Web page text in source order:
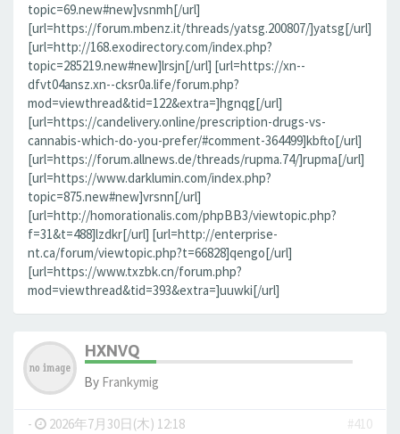
topic=69.new#new]vsnmh[/url]
[url=https://forum.mbenz.it/threads/yatsg.200807/]yatsg[/url]
[url=http://168.exodirectory.com/index.php?
topic=285219.new#new]lrsjn[/url] [url=https://xn--
dfvt04ansz.xn--cksr0a.life/forum.php?
mod=viewthread&tid=122&extra=]hgnqg[/url]
[url=https://candelivery.online/prescription-drugs-vs-
cannabis-which-do-you-prefer/#comment-364499]kbfto[/url]
[url=https://forum.allnews.de/threads/rupma.74/]rupma[/url]
[url=https://www.darklumin.com/index.php?
topic=875.new#new]vrsnn[/url]
[url=http://homorationalis.com/phpBB3/viewtopic.php?
f=31&t=488]lzdkr[/url] [url=http://enterprise-
nt.ca/forum/viewtopic.php?t=66828]qengo[/url]
[url=https://www.txzbk.cn/forum.php?
mod=viewthread&tid=393&extra=]uuwki[/url]
HXNVQ
By Frankymig
- 2026年7月30日(木) 12:18
#410